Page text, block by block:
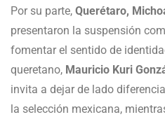
Por su parte, Querétaro,
presentaron la suspensión
fomentar el sentido de
queretano, Mauricio Kuri
invita a dejar de lado
la selección mexicana,